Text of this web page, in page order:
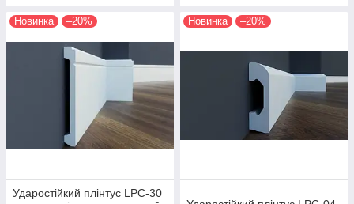
Новинка –20%
Ударостійкий плінтус LPC-30
Новинка –20%